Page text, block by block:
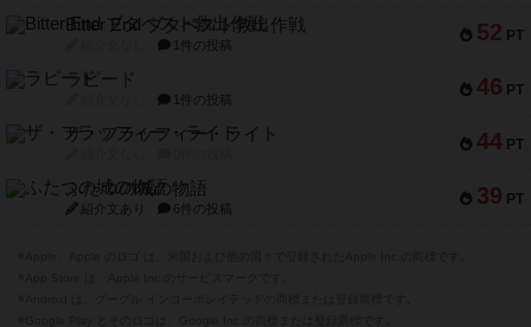
52 PT
Bitter End ブタペスト救出作戦
1件の投稿
46 PT
ラピード
1件の投稿
44 PT
ザ・フラッフィー・ライト
39 PT
ふたつの城の物語
紹介文あり 6件の投稿